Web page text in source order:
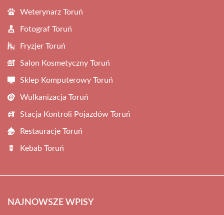
Weterynarz Toruń
Fotograf Toruń
Fryzjer Toruń
Salon Kosmetyczny Toruń
Sklep Komputerowy Toruń
Wulkanizacja Toruń
Stacja Kontroli Pojazdów Toruń
Restauracje Toruń
Kebab Toruń
NAJNOWSZE WPISY